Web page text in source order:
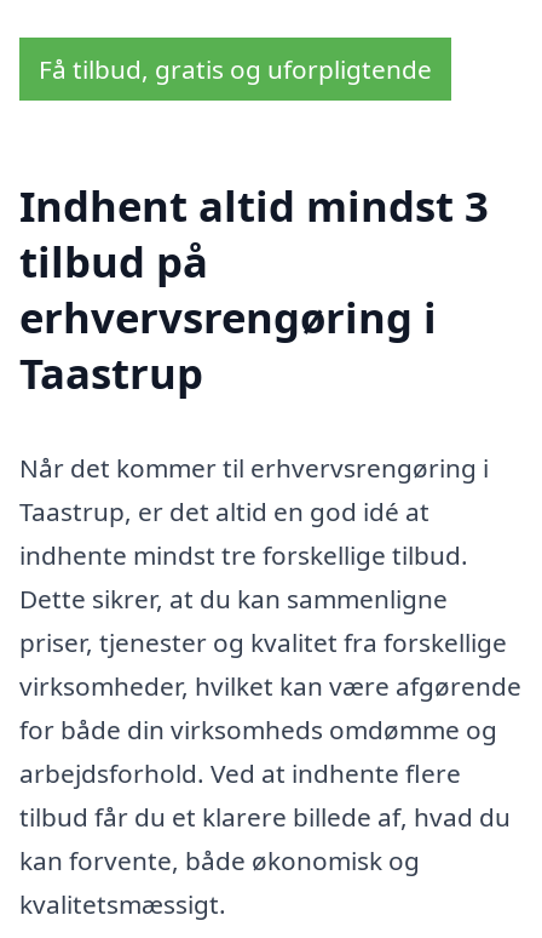
Få tilbud, gratis og uforpligtende
Indhent altid mindst 3
tilbud på
erhvervsrengøring i
Taastrup
Når det kommer til erhvervsrengøring i
Taastrup, er det altid en god idé at
indhente mindst tre forskellige tilbud.
Dette sikrer, at du kan sammenligne
priser, tjenester og kvalitet fra forskellige
virksomheder, hvilket kan være afgørende
for både din virksomheds omdømme og
arbejdsforhold. Ved at indhente flere
tilbud får du et klarere billede af, hvad du
kan forvente, både økonomisk og
kvalitetsmæssigt.